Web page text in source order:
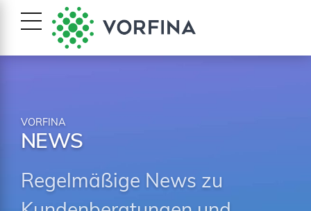
VORFINA
NEWS
Regelmäßige News zu